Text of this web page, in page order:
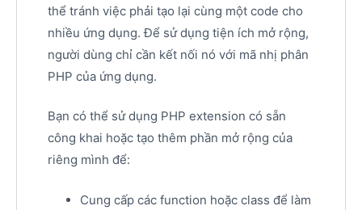
thể tránh việc phải tạo lại cùng một code cho
nhiều ứng dụng. Để sử dụng tiện ích mở rộng,
người dùng chỉ cần kết nối nó với mã nhị phân
PHP của ứng dụng.
Bạn có thể sử dụng PHP extension có sẵn
công khai hoặc tạo thêm phần mở rộng của
riêng mình để:
Cung cấp các function hoặc class để làm